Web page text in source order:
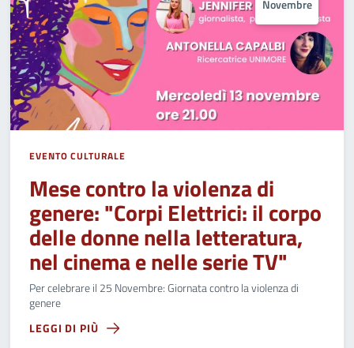
Novembre
EVENTO CULTURALE
Mese contro la violenza di
genere: "Corpi Elettrici: il corpo
delle donne nella letteratura,
nel cinema e nelle serie TV"
Per celebrare il 25 Novembre: Giornata contro la violenza di
genere
LEGGI DI PIÙ